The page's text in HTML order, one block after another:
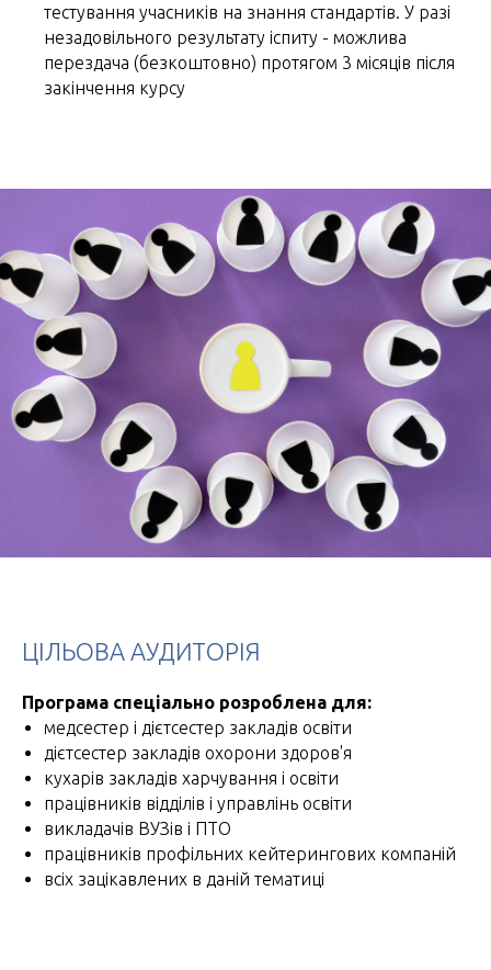
тестування учасників на знання стандартів. У разі
незадовільного результату іспиту - можлива
перездача (безкоштовно) протягом 3 місяців після
закінчення курсу
ЦІЛЬОВА АУДИТОРІЯ
Програма спеціально розроблена для:
медсестер і дієтсестер закладів освіти
дієтсестер закладів охорони здоров'я
кухарів закладів харчування і освіти
працівників відділів і управлінь освіти
викладачів ВУЗів і ПТО
працівників профільних кейтерингових компаній
всіх зацікавлених в даній тематиці